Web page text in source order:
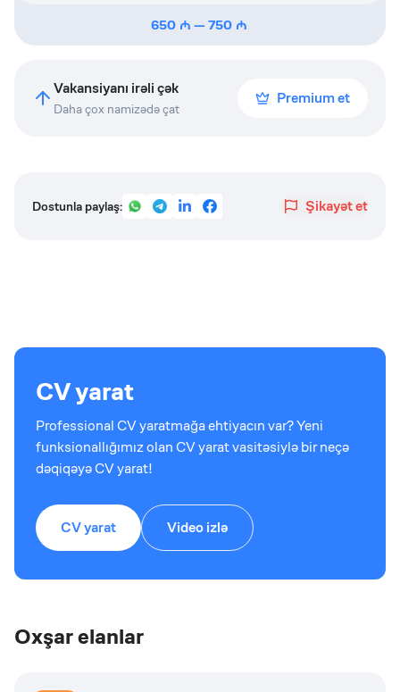
650 — 750
Vakansiyanı irəli çək
Daha çox namizədə çat
Premium et
Dostunla paylaş: Şikayət et
CV yarat
Professional CV yaratmağa ehtiyacın var? Yeni
funksionallığımız olan CV yarat vasitəsiylə bir neçə
dəqiqəyə CV yarat!
CV yarat Video izlə
Oxşar elanlar